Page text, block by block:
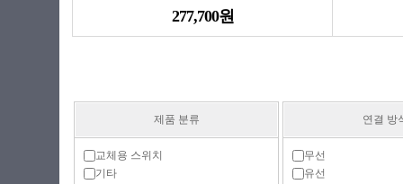
277,700원
제품 분류
교체용 스위치
기타
연결 방
무선
유선